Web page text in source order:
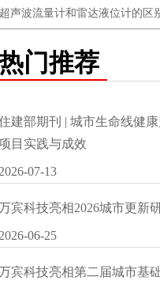
声波流量计和雷达液位计的区
门推荐
建部期刊 | 城市生命线健
目实践与成效
2026-07-13
宾科技亮相2026城市更新
2026-06-25
宾科技亮相第二届城市基